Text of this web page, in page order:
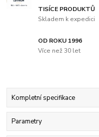
TISÍCE PRODUKTŮ
Skladem k expedici
OD ROKU 1996
Více než 30 let
Kompletní specifikace
Parametry